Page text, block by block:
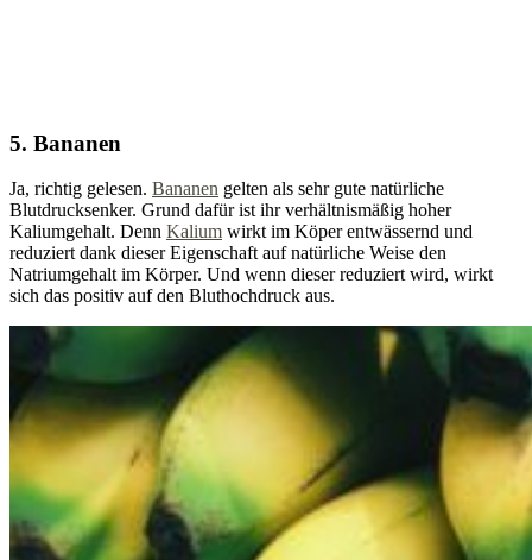
5. Bananen
Ja, richtig gelesen. Bananen gelten als sehr gute natürliche
Blutdrucksenker. Grund dafür ist ihr verhältnismäßig hoher
Kaliumgehalt. Denn Kalium wirkt im Köper entwässernd und
reduziert dank dieser Eigenschaft auf natürliche Weise den
Natriumgehalt im Körper. Und wenn dieser reduziert wird, wirkt
sich das positiv auf den Bluthochdruck aus.